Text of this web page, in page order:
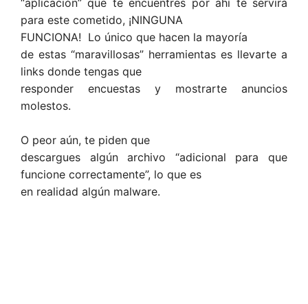
“aplicación” que te encuentres por ahí te servirá
para este cometido, ¡NINGUNA
FUNCIONA! Lo único que hacen la mayoría
de estas “maravillosas” herramientas es llevarte a
links donde tengas que
responder encuestas y mostrarte anuncios
molestos.
O peor aún, te piden que
descargues algún archivo “adicional para que
funcione correctamente”, lo que es
en realidad algún malware.